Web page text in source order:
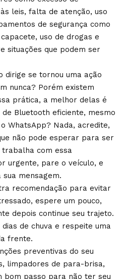
leis, falta de atenção, uso
de segurança como
uso de drogas e
situações que podem ser
dirige se tornou uma ação
nunca? Porém existem
prática, a melhor delas é
Bluetooth eficiente, mesmo
WhatsApp? Nada, acredite,
não pode esperar para ser
trabalha com essa
urgente, pare o veículo, e
mensagem.
recomendação para evitar
espere um pouco,
depois continue seu trajeto.
de chuva e respeite uma
frente.
preventivas do seu
limpadores de para-brisa,
bom passo para não ter seu